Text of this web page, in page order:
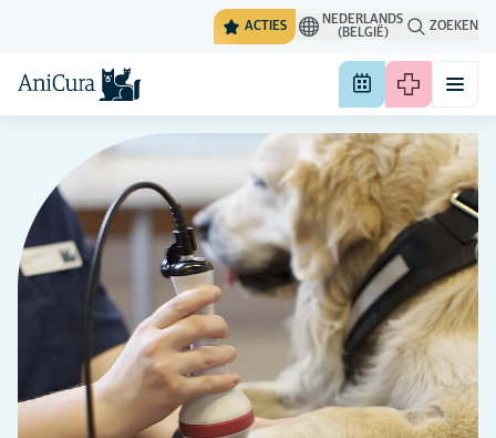
ACTIES
NEDERLANDS
(BELGIË)
ZOEKEN